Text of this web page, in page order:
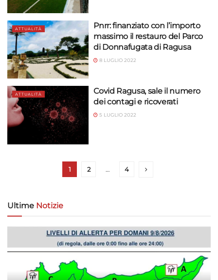
ATTUALITÀ
Pnrr: finanziato con l’importo
massimo il restauro del Parco
di Donnafugata di Ragusa
8 LUGLIO 2022
ATTUALITÀ
Covid Ragusa, sale il numero
dei contagi e ricoverati
5 LUGLIO 2022
1 2 … 4
Ultime Notizie